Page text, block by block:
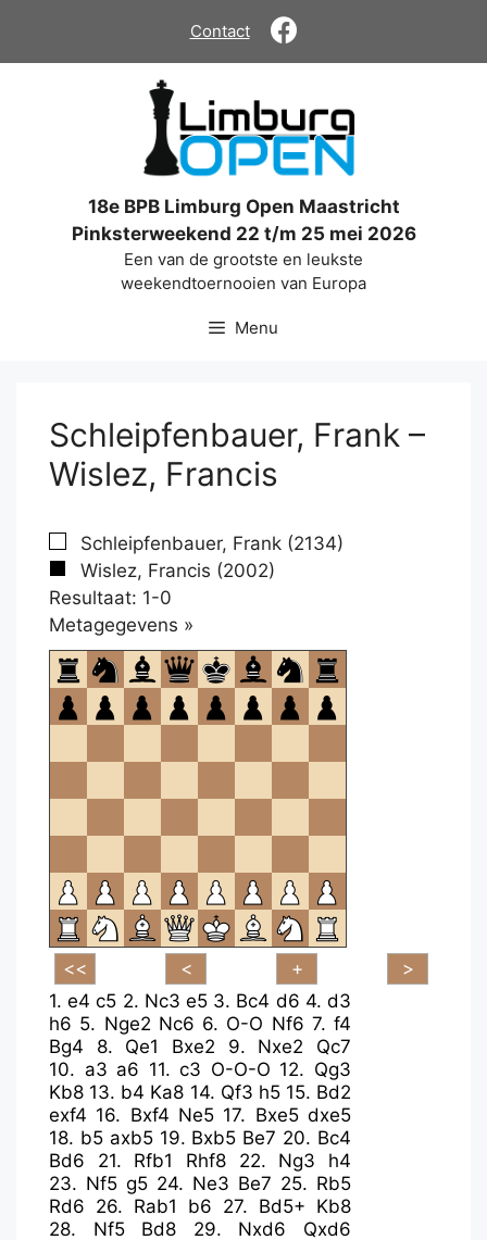
de
Contact
18e BPB Limburg Open Maastricht
Pinksterweekend 22 t/m 25 mei 2026
Een van de grootste en leukste
weekendtoernooien van Europa
Menu
Schleipfenbauer, Frank –
Wislez, Francis
Schleipfenbauer, Frank (2134)
Wislez, Francis (2002)
Resultaat: 1-0
Metagegevens »
om
te
openen.
1.e4 c5 2. Nc3 e5 3. Bc4 d6 4.d3
h6 5. Nge2 Nc6 6. O-O Nf6 7. f4
Bg4
8. Qe1 Bxe2 9. Nxe2
Qc7
10. a3 a6 11.c3 O-O-O 12. Qg3
Kb8 13. b4 Ka8 14. Qf3 h5 15. Bd2
exf4 16. Bxf4 Ne5 17. Bxe5 dxe5
18. b5 axb5 19. Bxb5 Be7 20. Bc4
Bd6
21. Rfb1 Rhf8 22. Ng3
h4
23. Nf5 g5 24. Ne3 Be7 25. Rb5
Rd6 26. Rab1 b6 27. Bd5+ Kb8
28. Nf5 Bd8 29. Nxd6
Qxd6